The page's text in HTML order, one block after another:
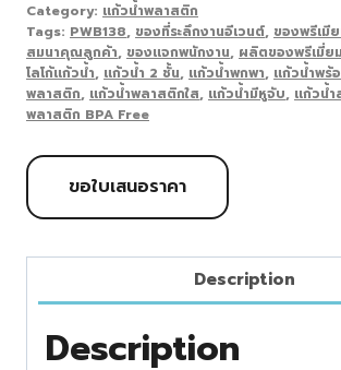
Category: แก้วน้ำพลาสติก
Tags: PWB138, ของที่ระลึกงานอีเวนต์, ของพรีเมี
สมนาคุณลูกค้า, ของแจกพนักงาน, ผลิตของพรีเมี่ย
โลโก้แก้วน้ำ, แก้วน้ำ 2 ชั้น, แก้วน้ำพกพา, แก้วน้ำพร้
พลาสติก, แก้วน้ำพลาสติกใส, แก้วน้ำมีหูจับ, แก้วน้
พลาสติก BPA Free
ขอใบเสนอราคา
Description
Description